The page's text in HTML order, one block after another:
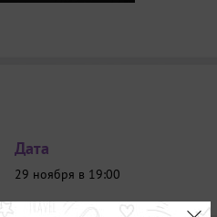
Дата
29 ноября в 19:00